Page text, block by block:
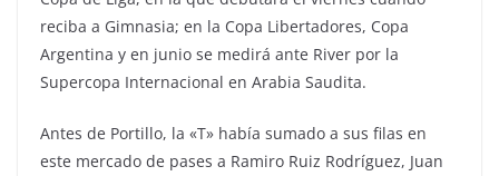
reciba a Gimnasia; en la Copa Libertadores, Copa
Argentina y en junio se medirá ante River por la
Supercopa Internacional en Arabia Saudita.
Antes de Portillo, la «T» había sumado a sus filas en
este mercado de pases a Ramiro Ruiz Rodríguez, Juan